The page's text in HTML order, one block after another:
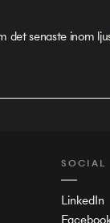
det senaste inom
SOCIAL
LinkedIn